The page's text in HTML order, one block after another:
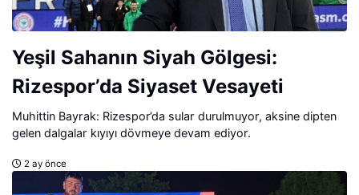
Yeşil Sahanın Siyah Gölgesi:
Rizespor’da Siyaset Vesayeti
Muhittin Bayrak: Rizespor’da sular durulmuyor, aksine dipten
gelen dalgalar kıyıyı dövmeye devam ediyor.
2 ay önce